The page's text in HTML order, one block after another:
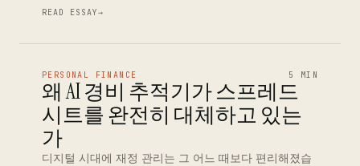
READ ESSAY→
PERSONAL FINANCE 5 MIN
왜 AI 경비 추적기가 스프레드
시트를 완전히 대체하고 있는
가
디지털 시대에 재정 관리는 그 어느 때보다 편리해졌습